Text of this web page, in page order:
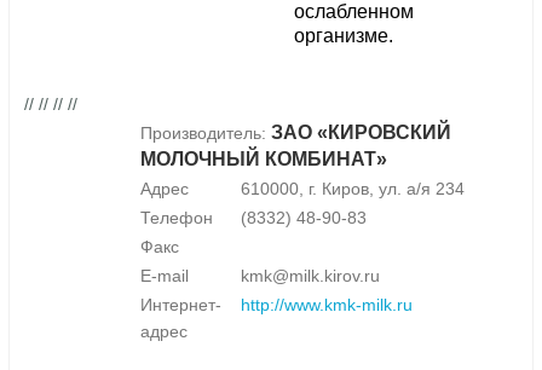
ослабленном
организме.
// // // //
Производитель: ЗАО «КИРОВСКИЙ
МОЛОЧНЫЙ КОМБИНАТ»
Адрес
610000, г. Киров, ул. а/я 234
Телефон
(8332) 48-90-83
Факс
E-mail
kmk@milk.kirov.ru
Интернет-
адрес
http://www.kmk-milk.ru